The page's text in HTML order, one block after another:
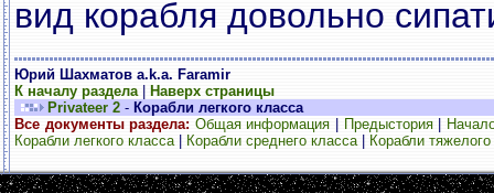
вид корабля довольно
Юрий Шахматов a.k.a. Faramir
К началу раздела|
Наверх страницы
Privateer 2 - Корабли легкого класса
Все документы раздела: Общая информация Предыстория|
Корабли легкого класса| Корабли среднего класса| Корабли